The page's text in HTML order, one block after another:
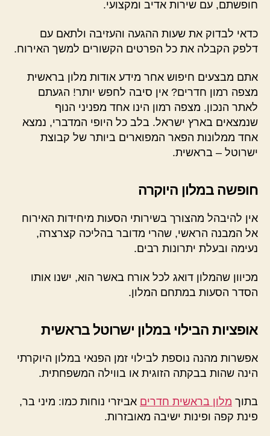
חופשתם, עם שירות אדיב ומקצועי.
כדאי לבדוק את שעות ההגעה והעזיבה ולתאם עם
דלפק הקבלה את כל הפרטים הקשורים למשך האירוח.
אתם מבצעים חיפוש אחר מידע אודות מלון בראשית
מצפה רמון חדרים? אין סיבה לחפש יותר! הגעתם
לאתר הנכון. מצפה רמון הינו אחד מפניני הנוף
שנמצאים בארץ ישראל. בלב כל היופי המדברי, נמצא
אחד ממלונות הפאר המפוארים ביותר של קבוצת
ישרוטל – בראשית.
חופשה במלון היוקרה
אין להיבהל מהצורך בשירותי הסעות מיחידות האירוח
אל המבנה הראשי, שהרי מדובר בהליכה קצרצרה,
נעימה ובעלת יתרונות רבים.
מכיוון שהמלון דואג לכל אורח באשר הוא, ישנו אותו
הסדר הסעות במתחם המלון.
אופציות הבילוי במלון ישרוטל בראשית
אפשרות מהנה נוספת לבילוי זמן הפנאי במלון היוקרתי
הינה שהות בבקתה הזוגית או בווילה המשפחתית.
בתוך מלון בראשית חדרים אביזרי נוחות כמו: מיני בר,
פינת קפה ופינות ישיבה מאובזרות.